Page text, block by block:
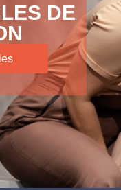
DE